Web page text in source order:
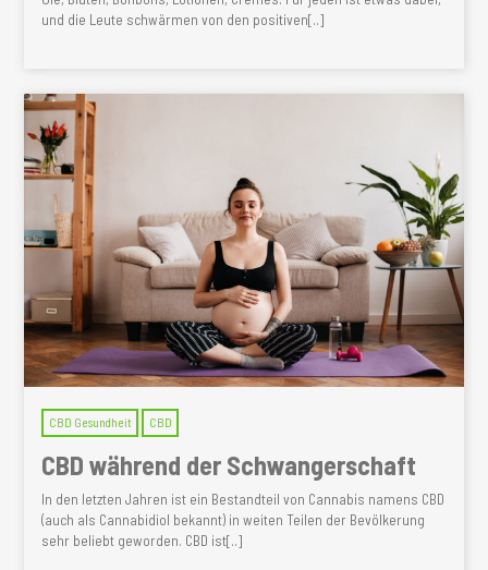
und die Leute schwärmen von den positiven[..]
CBD Gesundheit CBD
CBD während der Schwangerschaft
In den letzten Jahren ist ein Bestandteil von Cannabis namens CBD
(auch als Cannabidiol bekannt) in weiten Teilen der Bevölkerung
sehr beliebt geworden. CBD ist[..]